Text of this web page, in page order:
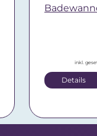
inkl.
Details